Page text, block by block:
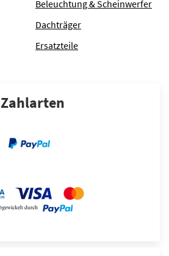
FEHLERSPEICHERBeleuchtung & Scheinwerfer
Dachträger
Ersatzteile
Zahlarten